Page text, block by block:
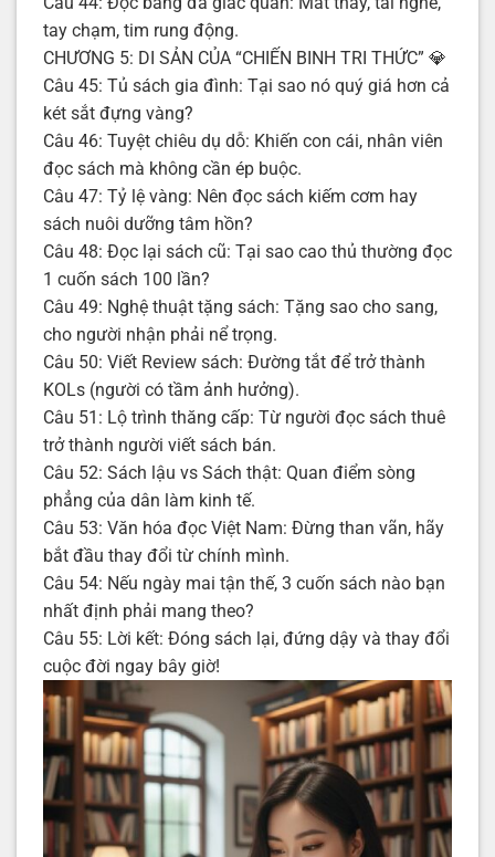
tay chạm, tim rung động.
CHƯƠNG 5: DI SẢN CỦA “CHIẾN BINH TRI THỨC” 💎
Câu 45: Tủ sách gia đình: Tại sao nó quý giá hơn cả
két sắt đựng vàng?
Câu 46: Tuyệt chiêu dụ dỗ: Khiến con cái, nhân viên
đọc sách mà không cần ép buộc.
Câu 47: Tỷ lệ vàng: Nên đọc sách kiếm cơm hay
sách nuôi dưỡng tâm hồn?
Câu 48: Đọc lại sách cũ: Tại sao cao thủ thường đọc
1 cuốn sách 100 lần?
Câu 49: Nghệ thuật tặng sách: Tặng sao cho sang,
cho người nhận phải nể trọng.
Câu 50: Viết Review sách: Đường tắt để trở thành
KOLs (người có tầm ảnh hưởng).
Câu 51: Lộ trình thăng cấp: Từ người đọc sách thuê
trở thành người viết sách bán.
Câu 52: Sách lậu vs Sách thật: Quan điểm sòng
phẳng của dân làm kinh tế.
Câu 53: Văn hóa đọc Việt Nam: Đừng than vãn, hãy
bắt đầu thay đổi từ chính mình.
Câu 54: Nếu ngày mai tận thế, 3 cuốn sách nào bạn
nhất định phải mang theo?
Câu 55: Lời kết: Đóng sách lại, đứng dậy và thay đổi
cuộc đời ngay bây giờ!